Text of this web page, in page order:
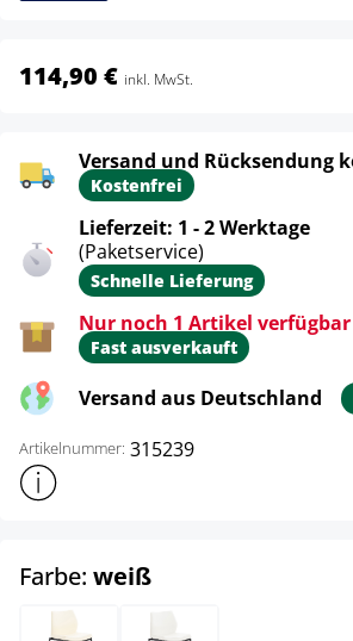
114,90 € inkl. MwSt.
Versand und Rücksendung
Kostenfrei
Lieferzeit: 1 - 2 Werktage
(Paketservice)
Schnelle Lieferung
Nur noch 1 Artikel verfügbar
Fast ausverkauft
Versand aus Deutschland
Artikelnummer: 315239
Weitere Produktinformationen anzeigen
Farbe: weißauswählen